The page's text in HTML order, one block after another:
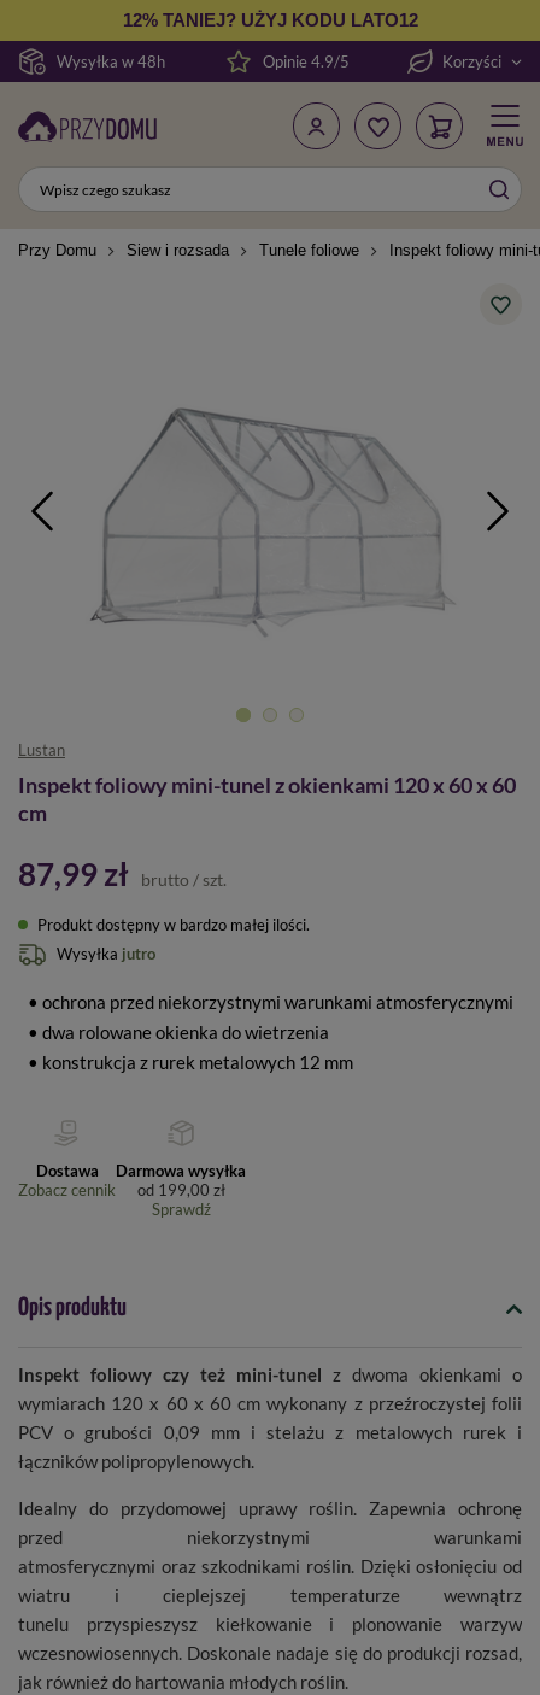
Wysyłka w 48h
12% TANIEJ? UŻYJ KODU LATO12
Opinie 4.9/5 Korzyści
Przy Domu Siew i rozsada Tunele foliowe Inspekt foliowy
Lustan
Inspekt foliowy mini-tunel z okienkami 120 x 60 x 60
cm
87,99 zł brutto / szt.
Produkt dostępny w bardzo małej ilości
Wysyłka jutro
• ochrona przed niekorzystnymi warunkami atmosferycznymi
• dwa rolowane okienka do wietrzenia
• konstrukcja z rurek metalowych 12 mm
Dostawa
Zobacz cennik
Darmowa wysyłka
od 199,00 zł
Sprawdź
Opis produktu
Inspekt foliowy czy też mini-tunel z dwoma okienkami o
wymiarach 120 x 60 x 60 cm wykonany z przeźroczystej folii
PCV o grubości 0,09 mm i stelażu z metalowych rurek i
łączników polipropylenowych.
Idealny do przydomowej uprawy roślin. Zapewnia ochronę
przed niekorzystnymi warunkami
atmosferycznymi oraz szkodnikami roślin. Dzięki osłonięciu od
wiatru i cieplejszej temperaturze wewnątrz
tunelu przyspieszysz kiełkowanie i plonowanie warzyw
wczesnowiosennych. Doskonale nadaje się do produkcji rozsad,
jak również do hartowania młodych roślin.